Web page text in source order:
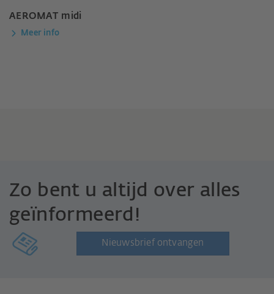
AEROMAT midi
Meer info
Zo bent u altijd over alles
geïnformeerd!
Nieuwsbrief ontvangen